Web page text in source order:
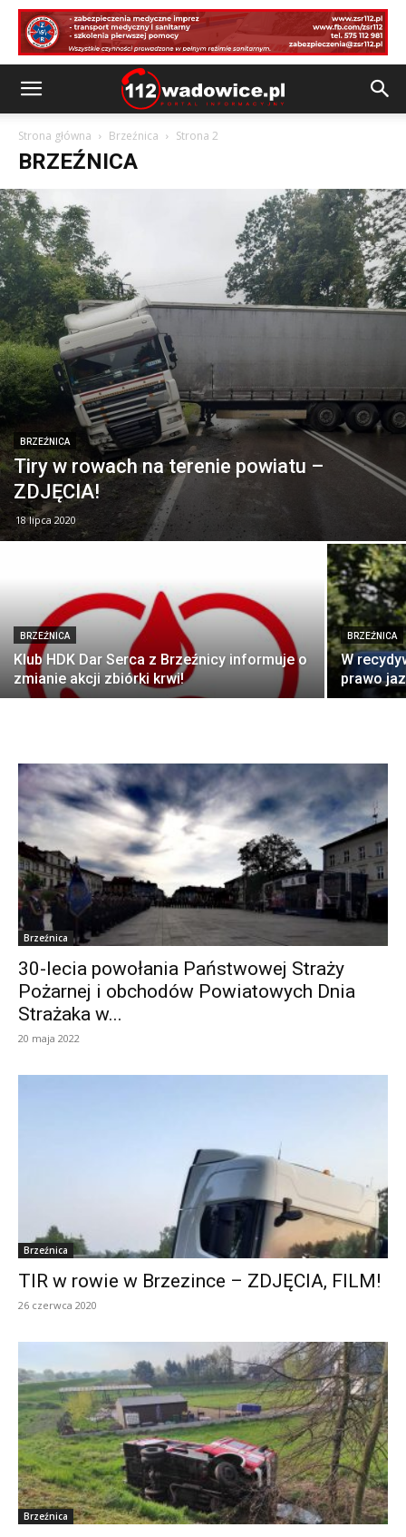
Strona główna Brzeźnica Strona 2
BRZEŹNICA
BRZEŹNICA
Tiry w rowach na terenie powiatu –
ZDJĘCIA!
18 lipca 2020
BRZEŹNICA
Klub HDK Dar Serca z Brzeźnicy informuje o
zmianie akcji zbiórki krwi!
BRZEŹNICA
W
prawo
Brzeźnica
30-lecia powołania Państwowej Straży
Pożarnej i obchodów Powiatowych Dnia
Strażaka w...
20 maja 2022
Brzeźnica
TIR w rowie w Brzezince – ZDJĘCIA, FILM!
26 czerwca 2020
Brzeźnica